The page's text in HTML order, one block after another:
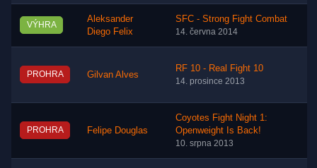
VÝHRA
Aleksander
Diego Felix
SFC - Strong Fight Combat
14. června 2014
PROHRA Gilvan Alves
RF 10 - Real Fight 10
14. prosince 2013
PROHRA Felipe Douglas
Coyotes Fight Night 1:
Openweight Is Back!
10. srpna 2013